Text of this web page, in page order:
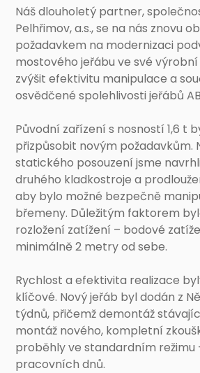
Náš dlouholetý partner,
Pelhřimov, a.s., se na nás znovu
požadavkem na modernizaci
mostového jeřábu ve své
zvýšit efektivitu manipulace a
osvědčené spolehlivosti jeřábů
Původní zařízení s nosností 1,6 t
přizpůsobit novým požadavkům.
statického posouzení jsme
druhého kladkostroje a
aby bylo možné bezpečně
břemeny. Důležitým faktorem
rozložení zatížení – bodové
minimálně 2 metry od sebe.
Rychlost a efektivita realizace
klíčové. Nový jeřáb byl dodán z
týdnů, přičemž demontáž
montáž nového, kompletní
proběhly ve standardním režimu
pracovních dnů.